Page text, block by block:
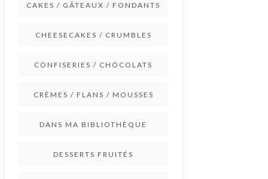
CAKES / GÂTEAUX / FONDANTS
CHEESECAKES / CRUMBLES
CONFISERIES / CHOCOLATS
CRÈMES / FLANS / MOUSSES
DANS MA BIBLIOTHÈQUE
DESSERTS FRUITÉS